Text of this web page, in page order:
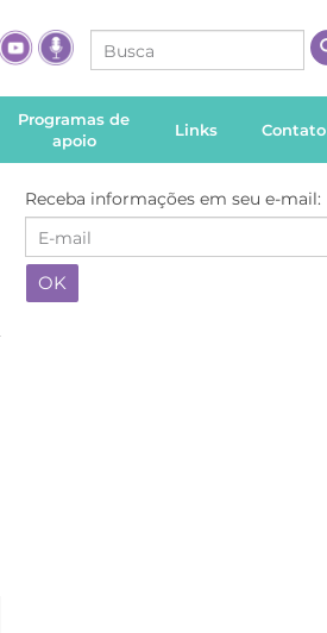
Programas de
apoio
Links Contato
Receba informações em seu e-mail: